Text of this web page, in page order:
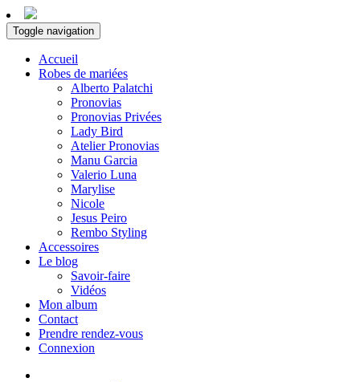
Toggle navigation
Accueil
Robes de mariées
Alberto Palatchi
Pronovias
Pronovias Privées
Lady Bird
Atelier Pronovias
Manu Garcia
Valerio Luna
Marylise
Nicole
Jesus Peiro
Rembo Styling
Accessoires
Le blog
Savoir-faire
Vidéos
Mon album
Contact
Prendre rendez-vous
Connexion